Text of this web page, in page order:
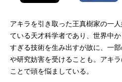
アキラを引き取った王真樹家の一
ている天才科学者であり、世界中
すぎる技術を生み出すが故に、一
や研究妨害を受けることも。アキ
ことで頭を悩ましている。